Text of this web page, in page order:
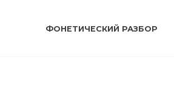
ФОНЕТИЧЕСКИЙ РАЗБОР